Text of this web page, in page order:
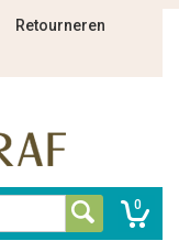
Retourneren
0